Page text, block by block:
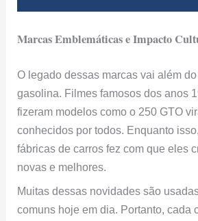
Marcas Emblemáticas e Impacto
O legado dessas marcas vai além
gasolina. Filmes famosos dos anos
fizeram modelos como o 250 GTO
conhecidos por todos. Enquanto
fábricas de carros fez com que eles
novas e melhores.
Muitas dessas novidades são
comuns hoje em dia. Portanto, cada